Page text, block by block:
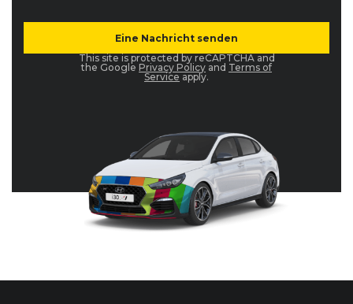
This site is protected by reCAPTCHA and
the Google Privacy Policy and Terms of
Service apply.